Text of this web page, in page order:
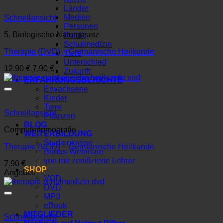
Länder
Medien
Personen
Politik
Schulmedizin
Tiere
Unterschied
Zukunft
ERFAHRUNGSBERICHTE
Erwachsene
Kinder
Tiere
Pflanzen
BLOG
WEITERBILDUNG
Studienkreise
Bonus-Webinare
von mir zertifizierte Lehrer
SHOP
VOD
DVD
MP3
eBook
MITGLIEDER
Schnellansicht
5. Biologische Naturgesetz
Therapie (DVD) – Germanische Heilkunde
12.90€ Ursprünglicher
Preis
war:
12.90 €
7.90 € Aktueller
Preis
ist:
7.90 €.
Schnellansicht
Computertomografie
Therapie (VOD) – Germanische Heilkunde
7.90 €
Angebot!
Schnellansicht